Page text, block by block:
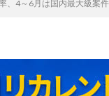
、4～6月は国内最大級案